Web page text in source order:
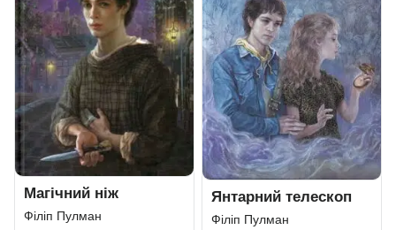
Магічний ніж
Філіп Пулман
Янтарний телескоп
Філіп Пулман